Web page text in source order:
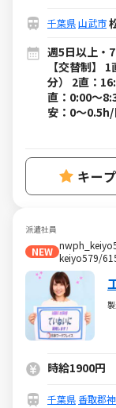
千葉県山武市
週5日以上・
【交替制】
分） 2直：
直：0:00～
安：0～
キー
派遣社員
NEW keiyo579/
時給1900円
千葉県 香取郡